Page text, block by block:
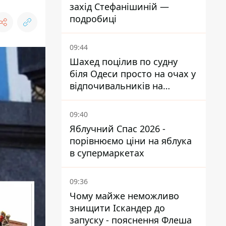
захід Стефанішиній —
подробиці
09:44
Шахед поцілив по судну
біля Одеси просто на очах у
відпочивальників на
переповненому пляжі
09:40
Яблучний Спас 2026 -
порівнюємо ціни на яблука
в супермаркетах
09:36
Чому майже неможливо
знищити Іскандер до
запуску - пояснення Флеша